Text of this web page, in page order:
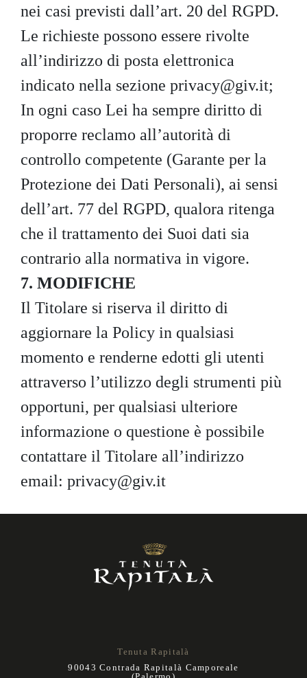
nei casi previsti dall’art. 20 del RGPD.
Le richieste possono essere rivolte
all’indirizzo di posta elettronica
indicato nella sezione privacy@giv.it;
In ogni caso Lei ha sempre diritto di
proporre reclamo all’autorità di
controllo competente (Garante per la
Protezione dei Dati Personali), ai sensi
dell’art. 77 del RGPD, qualora ritenga
che il trattamento dei Suoi dati sia
contrario alla normativa in vigore.
7. MODIFICHE
Il Titolare si riserva il diritto di
aggiornare la Policy in qualsiasi
momento e renderne edotti gli utenti
attraverso l’utilizzo degli strumenti più
opportuni, per qualsiasi ulteriore
informazione o questione è possibile
contattare il Titolare all’indirizzo
email: privacy@giv.it
Tenuta Rapitalà
90043 Contrada Rapitalà Camporeale